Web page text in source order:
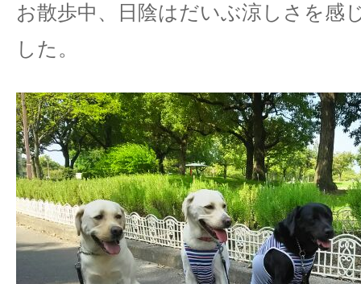
お散歩中、日陰はだいぶ涼しさを感
した。